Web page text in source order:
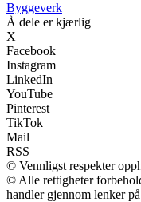
Byggeverk
Å dele er kjærlig
X
Facebook
Instagram
LinkedIn
YouTube
Pinterest
TikTok
Mail
RSS
© Vennligst respekter
© Alle rettigheter
handler gjennom lenker